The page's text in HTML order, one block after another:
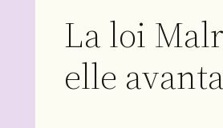
La loi
elle